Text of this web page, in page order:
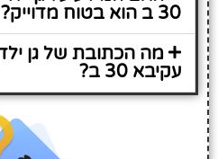
30 ב הוא בטוח מדוייק?
מה הכתובת של גן
עקיבא 30 ב?